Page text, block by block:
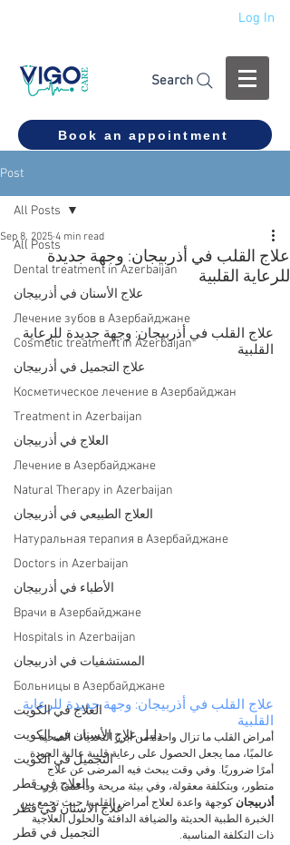
Log In
Search
Book an appointment
Post
All Posts
Dental treatment in Azerbaijan
علاج الأسنان في أذربيجان
Лечение зубов в Азербайджане
Cosmetic treatment in Azerbaijan
علاج التجميل في أذربيجان
Косметическое лечение в Азербайджан
Treatment in Azerbaijan
العلاج في أذربيجان
Лечение в Азербайджане
Natural Therapy in Azerbaijan
العلاج الطبيعي في أذربيجان
Натуральная терапия в Азербайджане
Doctors in Azerbaijan
الأطباء في أذربيجان
Врачи в Азербайджане
Hospitals in Azerbaijan
المستشفيات في اذربيجان
Больницы в Азербайджане
العلاج في الكويت
دليل علاج الأسنان في الكويت
التجميل في الكويت
العلاج في قطر
علاج الأسنان في قطر
التجميل في قطر
All Posts
علاج القلب في أذربيجان: وجهة جديدة
للرعاية القلبية
Sep 8, 2025 4 min read
علاج القلب في أذربيجان: وجهة جديدة للرعاية
القلبية
علاج القلب في أذربيجان: وجهة جديدة للرعاية
القلبية
أمراض القلب ما تزال واحدة من أبرز التحديات الصحية
عالميًا، مما يجعل الحصول على رعاية قلبية عالية الجودة
أمرًا ضروريًا. وفي وقت يبحث فيه المرضى عن علاج
متطور، وبتكلفة معقولة، وفي بيئة مريحة وداعمة، برزت
أذربيجان كوجهة واعدة لعلاج أمراض القلب، حيث تجمع بين
الخبرة الطبية الحديثة والضيافة الدافئة والحلول العلاجية
ذات التكلفة المناسبة.